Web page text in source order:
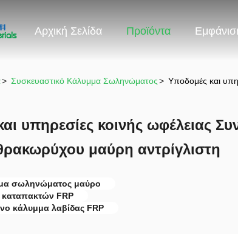
Αρχική Σελίδα Προϊόντα
> Συσκευαστικό Κάλυμμα Σωληνώματος> Υποδομές και
υπηρεσίες κοινής ωφέλειας
μαύρη αντρίγλιστη
σωληνώματος μαύρο
FRP
κάλυμμα λαβίδας FRP